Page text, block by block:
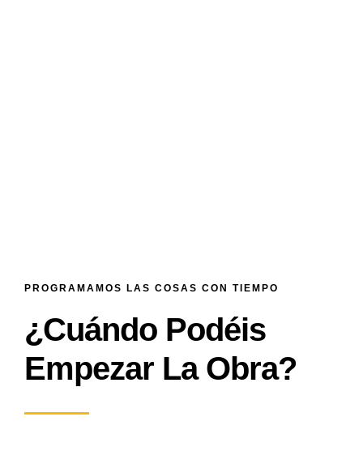
PROGRAMAMOS LAS COSAS CON TIEMPO
¿Cuándo Podéis
Empezar La Obra?